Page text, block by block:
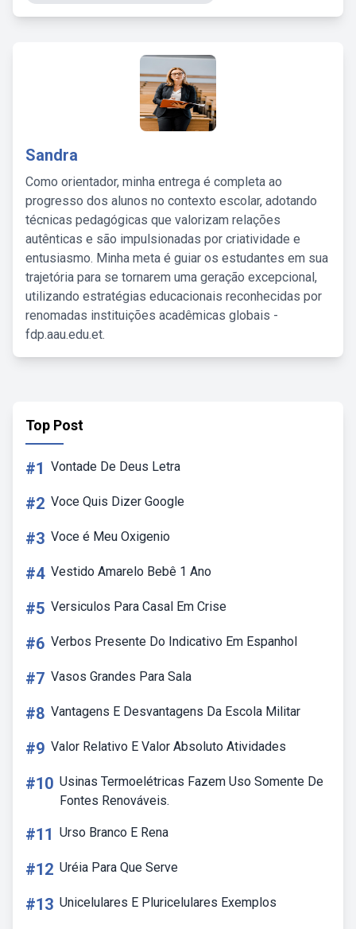
Sandra
Como orientador, minha entrega é completa ao
progresso dos alunos no contexto escolar, adotando
técnicas pedagógicas que valorizam relações
autênticas e são impulsionadas por criatividade e
entusiasmo. Minha meta é guiar os estudantes em sua
trajetória para se tornarem uma geração excepcional,
utilizando estratégias educacionais reconhecidas por
renomadas instituições acadêmicas globais -
fdp.aau.edu.et.
Top Post
#1 Vontade De Deus Letra
#2 Voce Quis Dizer Google
#3 Voce é Meu Oxigenio
#4 Vestido Amarelo Bebê 1 Ano
#5 Versiculos Para Casal Em Crise
#6 Verbos Presente Do Indicativo Em Espanhol
#7 Vasos Grandes Para Sala
#8 Vantagens E Desvantagens Da Escola Militar
#9 Valor Relativo E Valor Absoluto Atividades
#10 Usinas Termoelétricas Fazem Uso Somente De
Fontes Renováveis.
#11 Urso Branco E Rena
#12 Uréia Para Que Serve
#13 Unicelulares E Pluricelulares Exemplos